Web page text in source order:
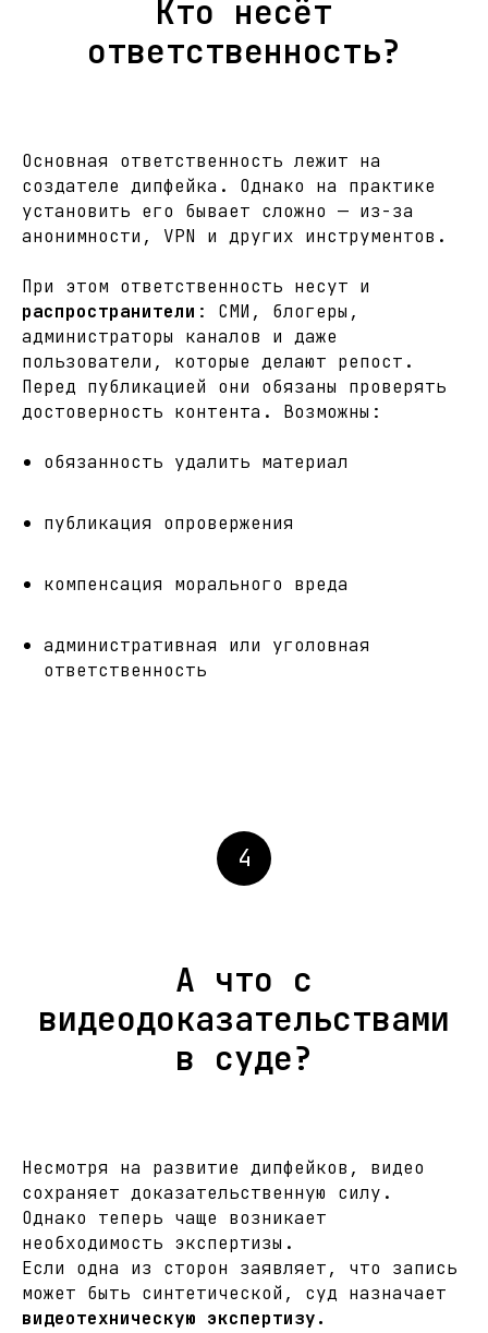
Кто несёт
ответственность?
Основная ответственность лежит на
создателе дипфейка. Однако на практике
установить его бывает сложно — из-за
анонимности, VPN и других инструментов.
При этом ответственность несут и
распространители : СМИ, блогеры,
администраторы каналов и даже
пользователи, которые делают репост.
Перед публикацией они обязаны проверять
достоверность контента. Возможны:
обязанность удалить материал
публикация опровержения
компенсация морального вреда
административная или уголовная
ответственность
4
А что с
видеодоказательствами
в суде?
Несмотря на развитие дипфейков, видео
сохраняет доказательственную силу.
Однако теперь чаще возникает
необходимость экспертизы.
Если одна из сторон заявляет, что запись
может быть синтетической, суд назначает
видеотехническую экспертизу.